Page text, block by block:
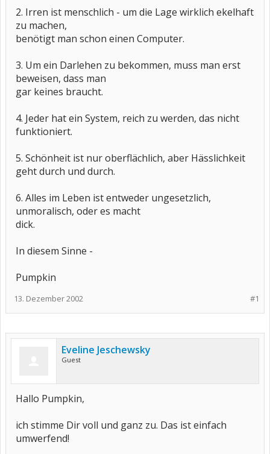
2. Irren ist menschlich - um die Lage wirklich ekelhaft
zu machen,
benötigt man schon einen Computer.
3. Um ein Darlehen zu bekommen, muss man erst
beweisen, dass man
gar keines braucht.
4. Jeder hat ein System, reich zu werden, das nicht
funktioniert.
5. Schönheit ist nur oberflächlich, aber Hässlichkeit
geht durch und durch.
6. Alles im Leben ist entweder ungesetzlich,
unmoralisch, oder es macht
dick.
In diesem Sinne -
Pumpkin
#1
13. Dezember 2002
Eveline Jeschewsky
Guest
Hallo Pumpkin,
ich stimme Dir voll und ganz zu. Das ist einfach
umwerfend!